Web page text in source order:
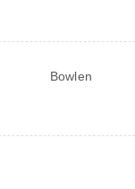
Bowlen